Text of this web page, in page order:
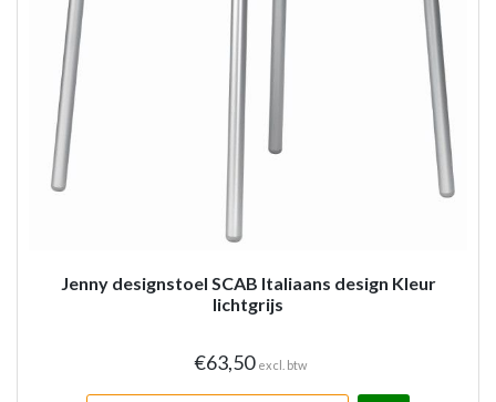
Jenny designstoel SCAB Italiaans design Kleur
lichtgrijs
€63,50 excl. btw